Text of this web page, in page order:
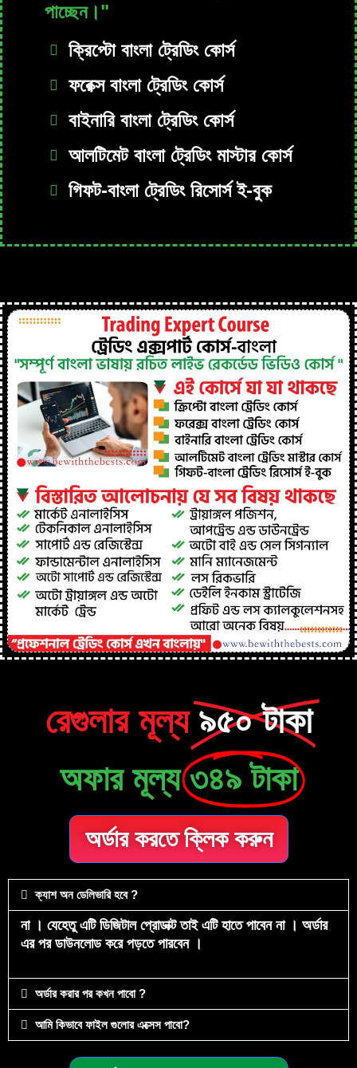
পাচ্ছেন।"
ক্রিপ্টো বাংলা ট্রেডিং কোর্স
ফরেক্স বাংলা ট্রেডিং কোর্স
বাইনারি বাংলা ট্রেডিং কোর্স
আলটিমেট বাংলা ট্রেডিং মাস্টার কোর্স
গিফট-বাংলা ট্রেডিং রিসোর্স ই-বুক
রেগুলার মূল্য ৯৫০ টাকা
অফার মূল্য৩৪৯ টাকা
অর্ডার করতে ক্লিক করুন
ক্যাশ অন ডেলিভারি হবে ?
না । যেহেতু এটি ডিজিটাল প্রোডাক্ট তাই এটি হাতে পাবেন না । অর্ডার
এর পর ডাউনলোড করে পড়তে পারবেন ।
অর্ডার করার পর কখন পাবো ?
আমি কিভাবে ফাইল গুলোর এক্সেস পাবো?